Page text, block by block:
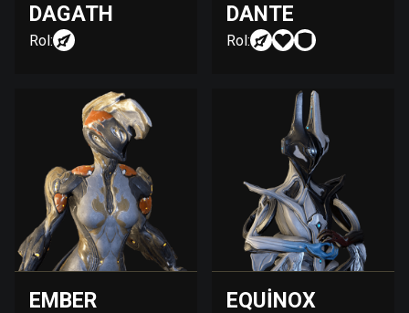
DAGATH
Rol:
DANTE
Rol:
EMBER EQUINOX